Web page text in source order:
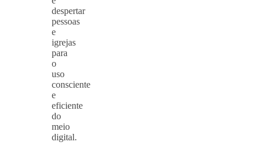
despertar
pessoas
e
igrejas
para
o
uso
consciente
e
eficiente
do
meio
digital.